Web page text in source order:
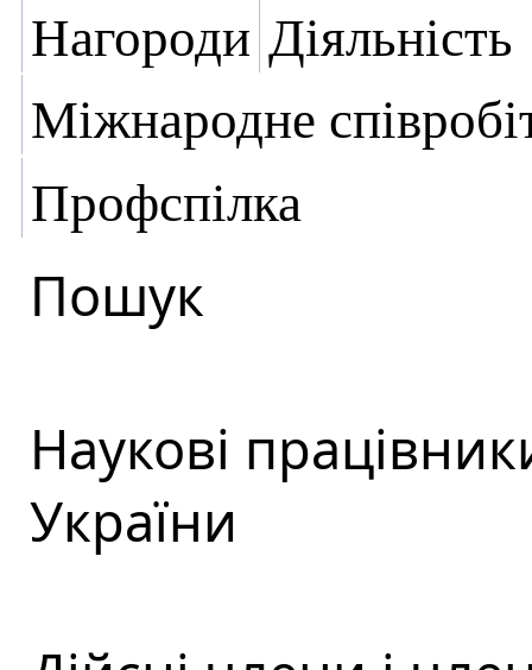
Нагороди Діяльність
Міжнародне
Профспілка
Пошук
Наукові
України